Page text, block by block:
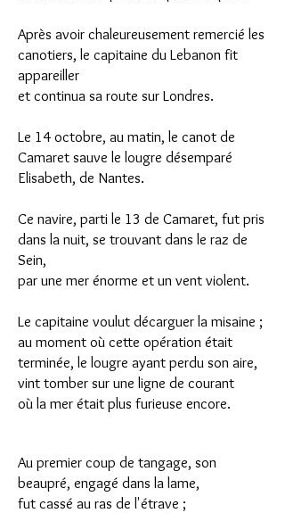
Après avoir chaleureusement remercié les
canotiers, le capitaine du Lebanon fit
appareiller
et continua sa route sur Londres.
Le 14 octobre, au matin, le canot de
Camaret sauve le lougre désemparé
Elisabeth, de Nantes.
Ce navire, parti le 13 de Camaret, fut pris
dans la nuit, se trouvant dans le raz de
Sein,
par une mer énorme et un vent violent.
Le capitaine voulut décarguer la misaine ;
au moment où cette opération était
terminée, le lougre ayant perdu son aire,
vint tomber sur une ligne de courant
où la mer était plus furieuse encore.
Au premier coup de tangage, son
beaupré, engagé dans la lame,
fut cassé au ras de l'étrave ;